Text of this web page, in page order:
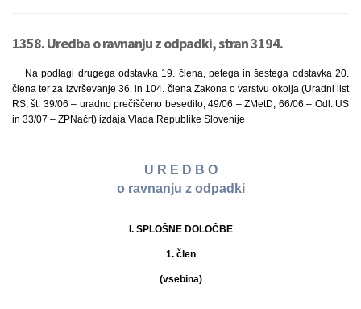
1358. Uredba o ravnanju z odpadki, stran 3194.
Na podlagi drugega odstavka 19. člena, petega in šestega odstavka 20.
člena ter za izvrševanje 36. in 104. člena Zakona o varstvu okolja (Uradni list
RS, št. 39/06 – uradno prečiščeno besedilo, 49/06 – ZMetD, 66/06 – Odl. US
in 33/07 – ZPNačrt) izdaja Vlada Republike Slovenije
U R E D B O
o ravnanju z odpadki
I. SPLOŠNE DOLOČBE
1. člen
(vsebina)